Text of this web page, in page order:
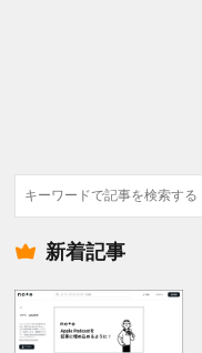
検
索
新着記事